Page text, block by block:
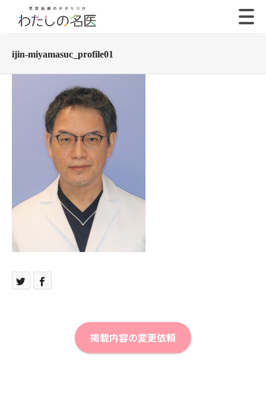
ijin-miyamasuc_profile01
掲載内容の変更依頼